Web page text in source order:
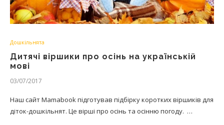
Дошкільнята
Дитячі віршики про осінь на українській
мові
03/07/2017
Наш сайт Mamabook підготував підбірку коротких віршиків для
діток-дошкільнят. Це вірші про осінь та осінню погоду. …